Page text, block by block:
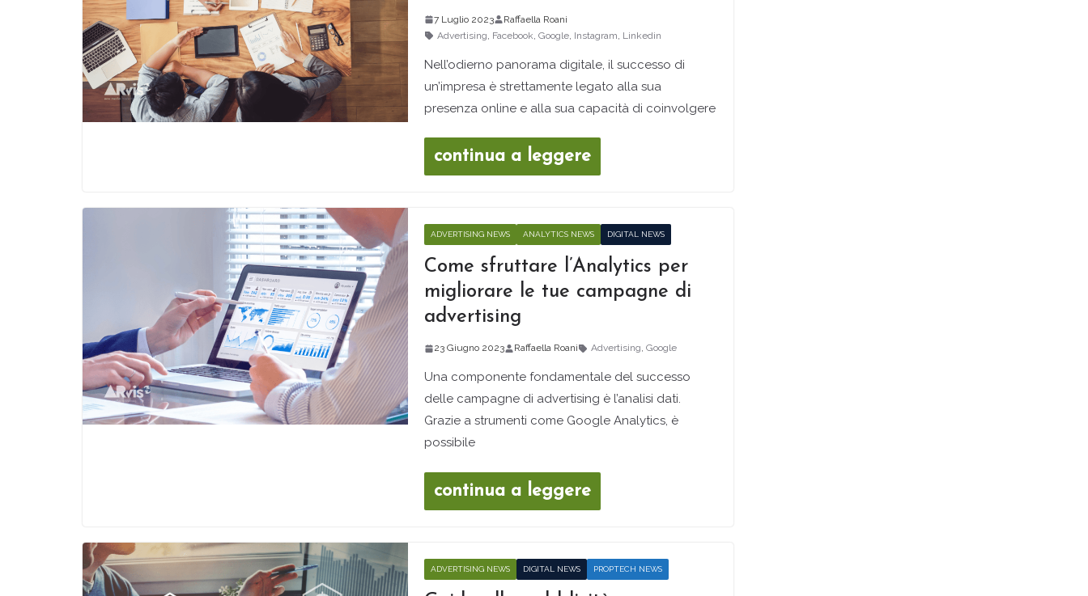
7 Luglio 2023
Raffaella Roani
Advertising Facebook ,Google Instagram Linkedin
Nell’odierno panorama digitale, il successo di
un’impresa è strettamente legato alla sua
presenza online e alla sua capacità di coinvolgere
continua a leggere
ADVERTISING NEWS ANALYTICS NEWS DIGITAL NEWS
Come sfruttare l’Analytics per
migliorare le tue campagne di
advertising
23 Giugno 2023 Raffaella Roani Advertising,Google
Una componente fondamentale del successo
delle campagne di advertising è l’analisi dati.
Grazie a strumenti come Google Analytics, è
possibile
continua a leggere
ADVERTISING NEWS DIGITAL NEWS PROPTECH NEWS